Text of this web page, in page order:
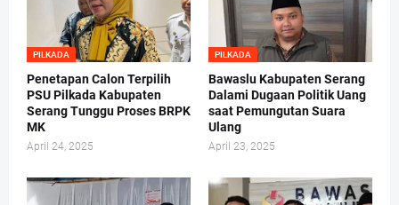
PILKADA
Penetapan Calon Terpilih
PSU Pilkada Kabupaten
Serang Tunggu Proses BRPK
MK
April 24, 2025
PILKADA
Bawaslu Kabupaten Serang
Dalami Dugaan Politik Uang
saat Pemungutan Suara
Ulang
April 23, 2025